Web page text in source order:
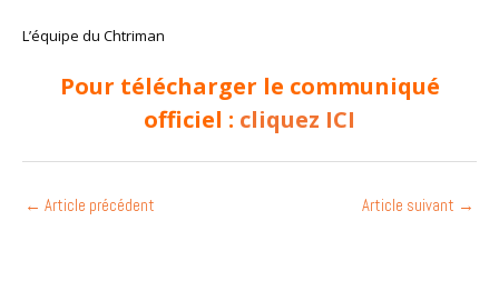
L’équipe du Chtriman
Pour télécharger le communiqué
officiel : cliquez ICI
← Article précédent Article suivant →